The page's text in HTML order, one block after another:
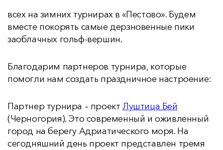
всех на зимних турнирах в «Пестово». Будем
вместе покорять самые дерзновенные пики
заоблачных гольф-вершин.
Благодарим партнеров турнира, которые
помогли нам создать праздничное настроение:
Партнер турнира – проектЛуштица Бей
(Черногория). Это современный и оживленный
город на берегу Адриатического моря. На
сегодняшний день проект представлен тремя